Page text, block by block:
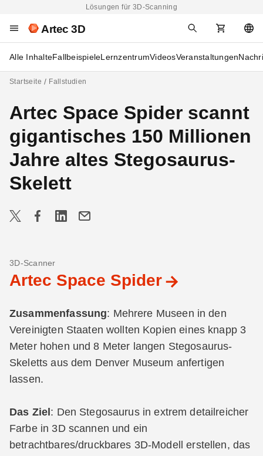
Lösungen für 3D-Scanning
Artec 3D
Alle InhalteFallbeispieleLernzentrumVideosVeranstaltungen
Startseite Fallstudien
Artec Space Spider scannt
gigantisches 150 Millionen
Jahre altes Stegosaurus-
Skelett
3D-Scanner
Artec Space Spider
Zusammenfassung: Mehrere Museen in den
Vereinigten Staaten wollten Kopien eines knapp 3
Meter hohen und 8 Meter langen Stegosaurus-
Skeletts aus dem Denver Museum anfertigen
lassen.
Das Ziel : Den Stegosaurus in extrem detailreicher
Farbe in 3D scannen und ein
betrachtbares/druckbares 3D-Modell erstellen, das